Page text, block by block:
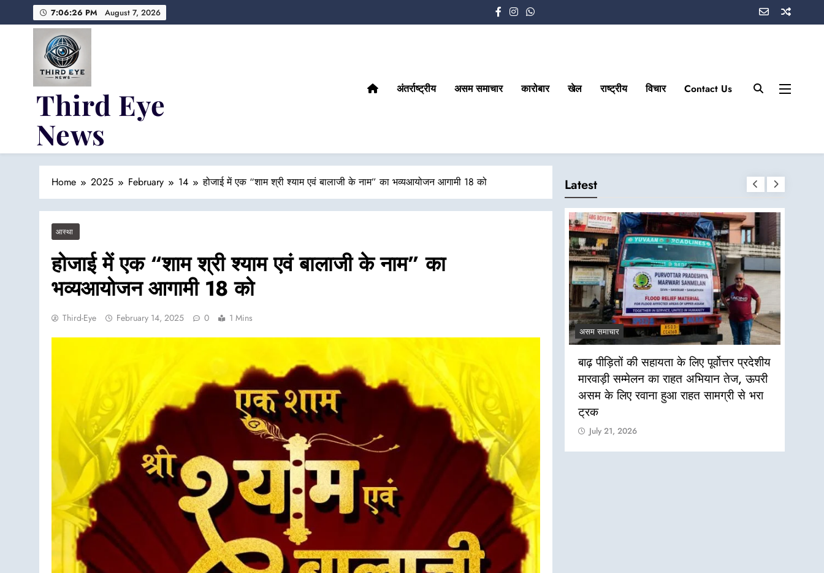
to
7:06:27 PM August 7, 2026
Third Eye
News
अंतर्राष्ट्रीय असम समाचार कारोबार खेल राष्ट्रीय विचार Contact Us
Home 2025 February 14 होजाई में एक “शाम श्री श्याम एवं बालाजी के नाम” का भव्यआयोजन आगामी 18 को
आस्था
होजाई में एक “शाम श्री श्याम एवं बालाजी के नाम” का
भव्यआयोजन आगामी 18 को
Third-Eye February 14, 2025 0 1 Mins
Latest
लखीमपुर सदर थाना परिसर में ‘अमृत धारा’
पेयजल कूलर का उद्घाटन
July 21, 2026
असम समाचार
बाढ़ पीड़ितों की सहायता के लिए पूर्वोत्तर प्रदेशीय
मारवाड़ी सम्मेलन का राहत अभियान तेज, ऊपरी
असम के लिए रवाना हुआ राहत सामग्री से भरा
ट्रक
July 21, 2026